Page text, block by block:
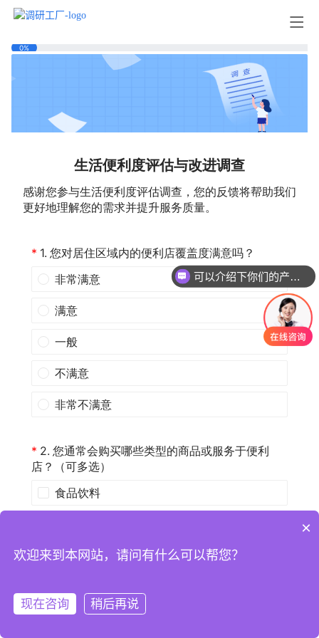
注册
×
欢迎来到本网站，请问有什么可以帮您？
现在咨询 稍后再说